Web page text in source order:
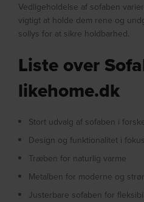
Vedligeholdelse af sofaben
vigtigt at holde dem rene og
sollys for at sikre holdbarhed.
Liste over
likehome.dk
Stort udvalg af sofaben i
Design og funktionalitet i fokus
Træben for naturlig varme
Metalben for moderne og
Justerbare sofaben for